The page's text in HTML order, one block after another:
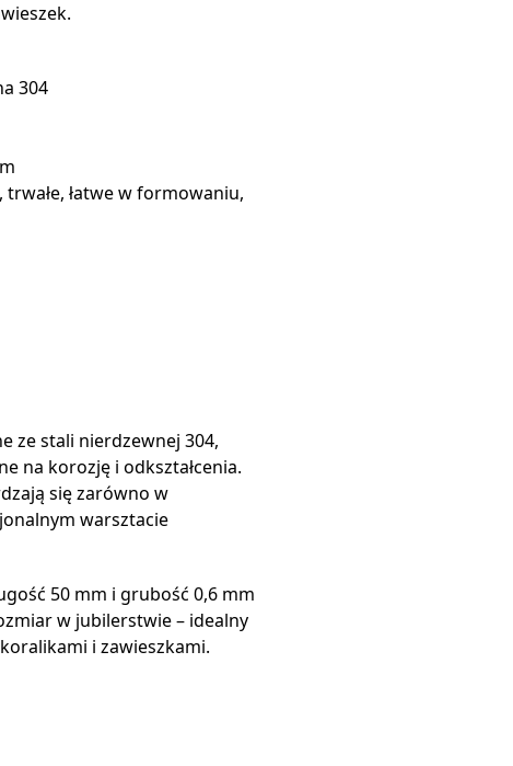
304
łatwe w formowaniu,
ze stali nierdzewnej 304,
na korozję i odkształcenia.
się zarówno w
warsztacie
50 mm i grubość 0,6 mm
w jubilerstwie – idealny
i zawieszkami.